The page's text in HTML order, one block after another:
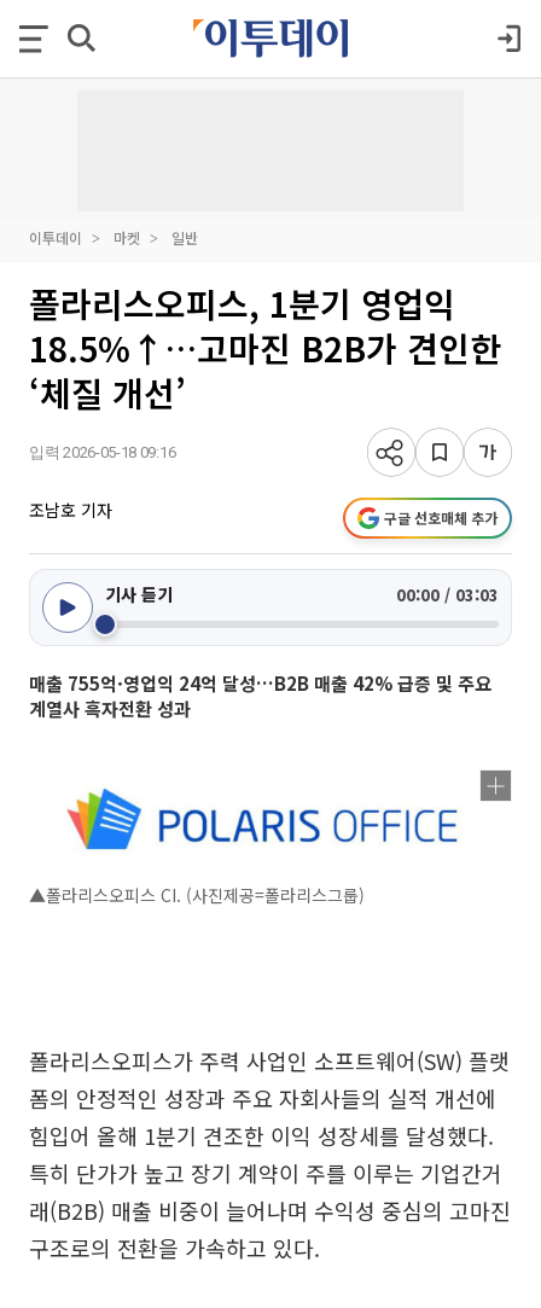
이투데이 마켓 일반
폴라리스오피스, 1분기 영업익
18.5%↑…고마진 B2B가 견인한
‘체질 개선’
입력 2026-05-18 09:16
조남호 기자 구글 선호매체 추가
기사 듣기 00:00 / 03:03
매출 755억·영업익 24억 달성…B2B 매출 42% 급증 및 주요
계열사 흑자전환 성과
▲폴라리스오피스 CI. (사진제공=폴라리스그룹)
폴라리스오피스가 주력 사업인 소프트웨어(SW) 플랫
폼의 안정적인 성장과 주요 자회사들의 실적 개선에
힘입어 올해 1분기 견조한 이익 성장세를 달성했다.
특히 단가가 높고 장기 계약이 주를 이루는 기업간거
래(B2B) 매출 비중이 늘어나며 수익성 중심의 고마진
구조로의 전환을 가속하고 있다.